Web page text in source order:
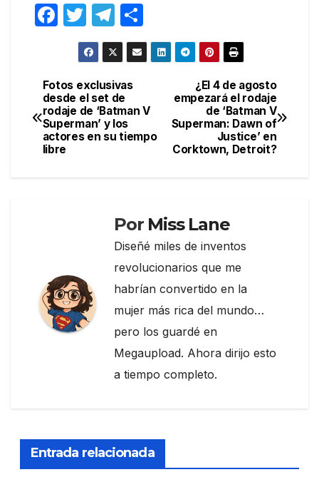
F
e
b
o
o
T
w
itt
er
T
el
e
gr
a
m
o
m
ar
tir
Navegación
de
entradas
¿El 4 de agosto
empezará el rodaje
de ‘Batman V
Superman: Dawn of
Justice’ en
Corktown, Detroit?
Fotos exclusivas
desde el set de
rodaje de ‘Batman V
Superman’ y los
actores en su tiempo
libre
Por Miss Lane
Diseñé miles de inventos
revolucionarios que me
habrían convertido en la
mujer más rica del mundo…
pero los guardé en
Megaupload. Ahora dirijo esto
a tiempo completo.
Entrada relacionada